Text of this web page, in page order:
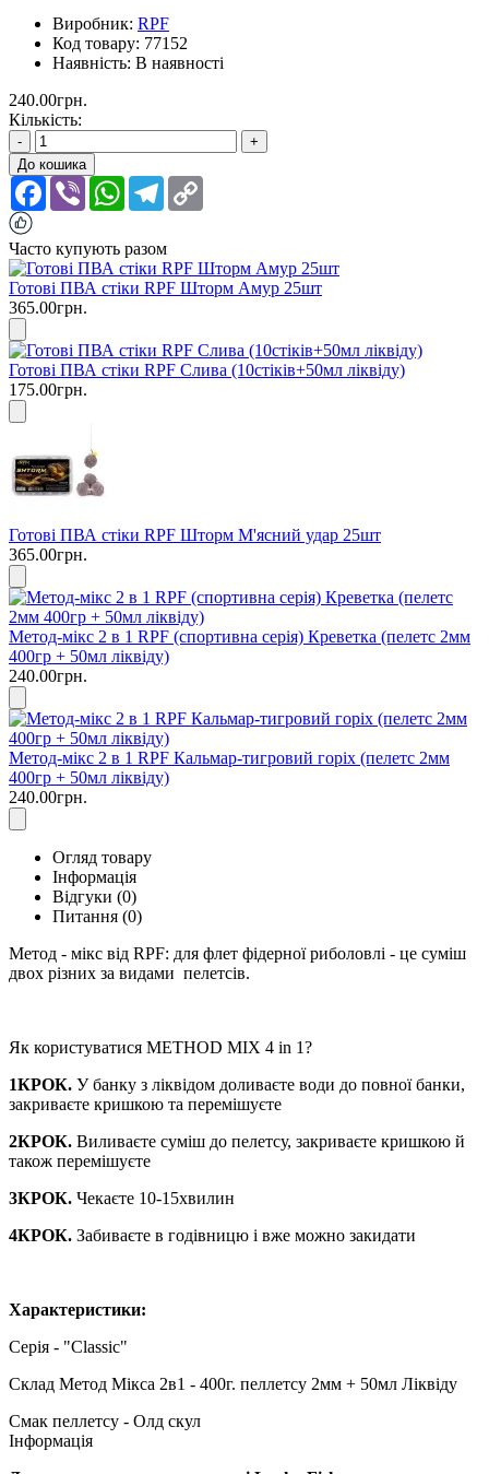
Виробник: RPF
Код товару: 77152
Наявність: В наявності
240.00грн.
Кількість:
-
+
До кошика
Facebook
Viber WhatsApp
Telegram
Часто купують разом
Готові ПВА стіки RPF Шторм Амур 25шт
365.00грн.
Готові ПВА стіки RPF Слива (10стіків+50мл ліквіду)
175.00грн.
Готові ПВА стіки RPF Шторм М'ясний удар 25шт
365.00грн.
Метод-мікс 2 в 1 RPF (спортивна серія) Креветка (пелетс 2мм
400гр + 50мл ліквіду)
240.00грн.
Метод-мікс 2 в 1 RPF Кальмар-тигровий горіх (пелетс 2мм
400гр + 50мл ліквіду)
240.00грн.
Огляд товару
Інформація
Відгуки (0)
Питання (0)
Метод - мікс від RPF: для флет фідерної риболовлі - це суміш
двох різних за видами пелетсів.
Як користуватися METHOD MIX 4 in 1?
1КРОК. У банку з ліквідом доливаєте води до повної банки,
закриваєте кришкою та перемішуєте
2КРОК. Виливаєте суміш до пелетсу, закриваєте кришкою й
також перемішуєте
3КРОК. Чекаєте 10-15хвилин
4КРОК. Забиваєте в годівницю і вже можно закидати
Характеристики:
Серія - "Classic"
Склад Метод Мікса 2в1 - 400г. пеллетсу 2мм + 50мл Ліквіду
Смак пеллетсу - Олд скул
Інформація